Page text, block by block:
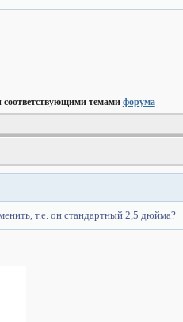
темами форума
т.е. он стандартный 2,5 дюйма?